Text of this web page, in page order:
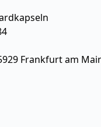
Frankfurt am